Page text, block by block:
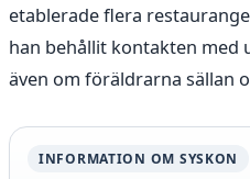
etablerade flera
han behållit kontakten med
även om föräldrarna sällan
INFORMATION OM SYSKON